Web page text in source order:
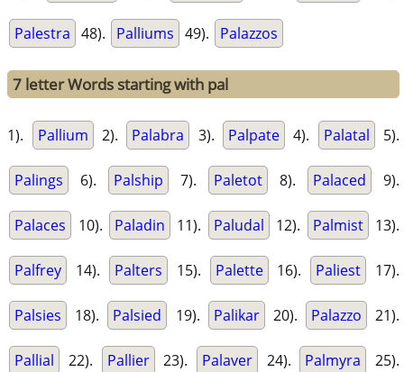
Palestra 48). Palliums 49). Palazzos
7 letter Words starting with pal
1). Pallium 2). Palabra 3). Palpate 4). Palatal 5).
Palings 6). Palship 7). Paletot 8). Palaced 9).
Palaces 10). Paladin 11). Paludal 12). Palmist 13).
Palfrey 14). Palters 15). Palette 16). Paliest 17).
Palsies 18). Palsied 19). Palikar 20). Palazzo 21).
Pallial 22). Pallier 23). Palaver 24). Palmyra 25).